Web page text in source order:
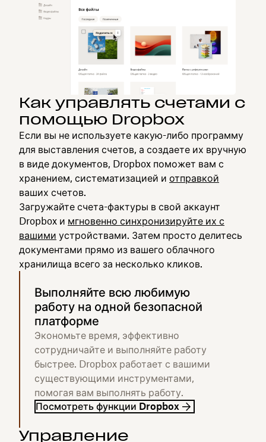
Как управлять счетами с
помощью Dropbox
Если вы не используете какую-либо программу
для выставления счетов, а создаете их вручную
в виде документов, Dropbox поможет вам с
хранением, систематизацией и отправкой
ваших счетов.
Загружайте счета-фактуры в свой аккаунт
Dropbox и мгновенно синхронизируйте их с
вашими устройствами. Затем просто делитесь
документами прямо из вашего облачного
хранилища всего за несколько кликов.
Выполняйте всю любимую
работу на одной безопасной
платформе
Экономьте время, эффективно
сотрудничайте и выполняйте работу
быстрее. Dropbox работает с вашими
существующими инструментами,
помогая вам выполнять работу.
Посмотреть функции Dropbox
Управление